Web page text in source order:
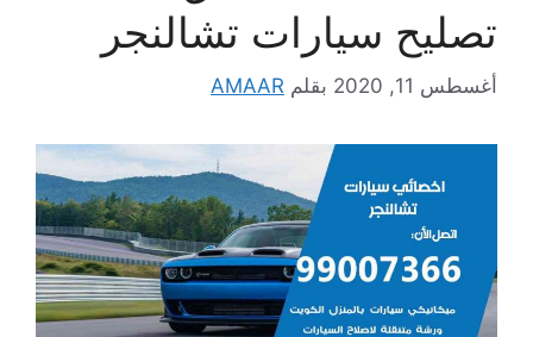
تصليح سيارات تشالنجر
أغسطس 11, 2020 بقلم AMAAR